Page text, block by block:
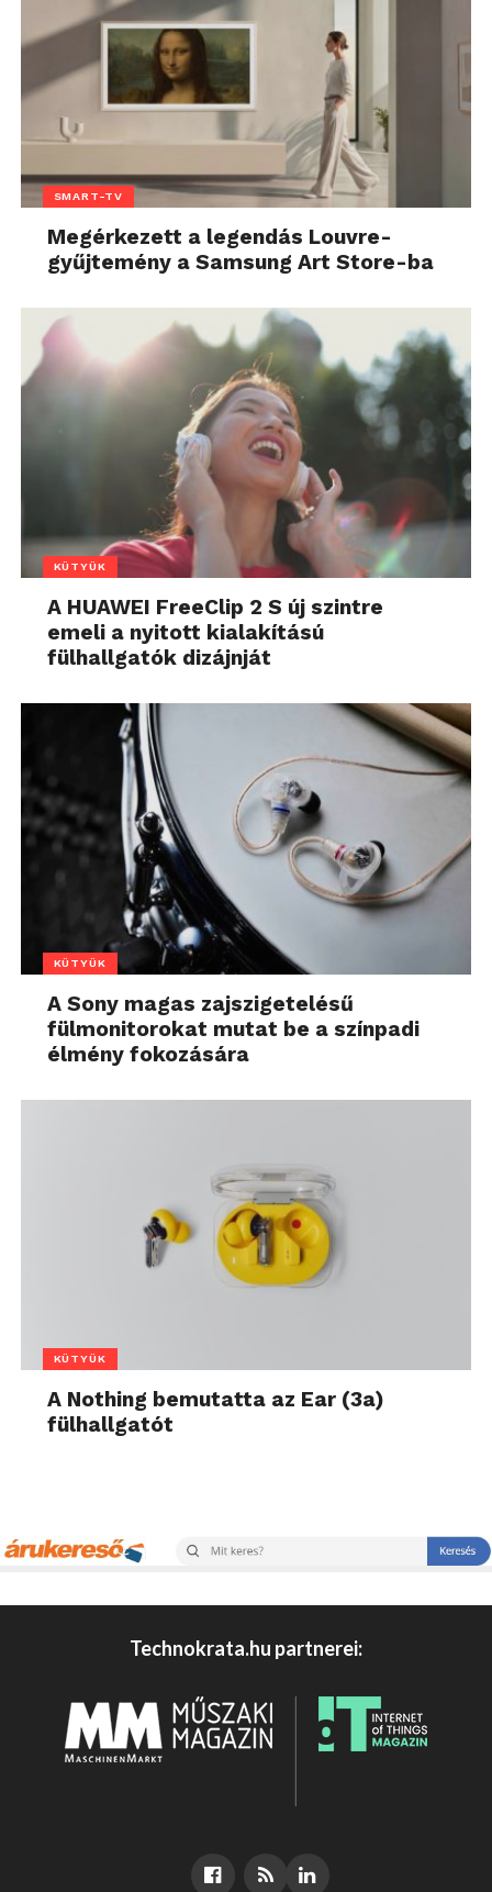
SMART-TV
Megérkezett a legendás Louvre-
gyűjtemény a Samsung Art Store-ba
KÜTYÜK
A HUAWEI FreeClip 2 S új szintre
emeli a nyitott kialakítású
fülhallgatók dizájnját
KÜTYÜK
A Sony magas zajszigetelésű
fülmonitorokat mutat be a színpadi
élmény fokozására
KÜTYÜK
A Nothing bemutatta az Ear (3a)
fülhallgatót
Technokrata.hu partnerei: